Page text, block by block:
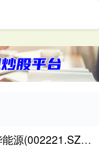
红股网 东华能源(002221.SZ)：现有产品体系不包括PEEK及上游材料